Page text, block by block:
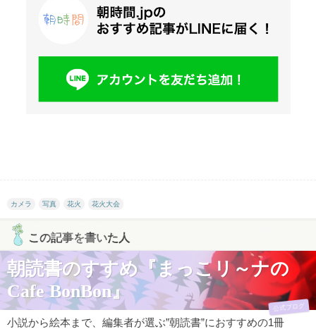
カメラ 写真 花火 花火大会
この記事を書いた人
朝読書のすすめ『まっこリ～ナの
Cafe BonBon』
公式ブログ
小説から絵本まで、編集者が選ぶ”朝読書”におすすめの1冊